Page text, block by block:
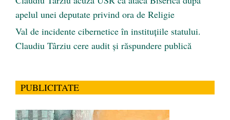
apelul unei deputate privind ora de Religie
Val de incidente cibernetice în instituțiile statului.
Claudiu Târziu cere audit și răspundere publică
PUBLICITATE